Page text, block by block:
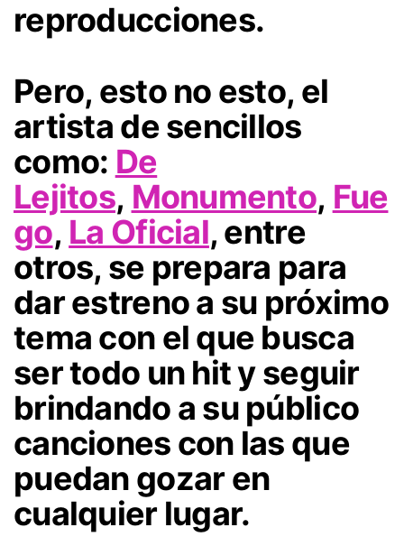
reproducciones.
Pero, esto no esto, el
artista de sencillos
como: De
Lejitos, Monumento, Fue
go, La Oficial, entre
otros, se prepara para
dar estreno a su próximo
tema con el que busca
ser todo un hit y seguir
brindando a su público
canciones con las que
puedan gozar en
cualquier lugar.